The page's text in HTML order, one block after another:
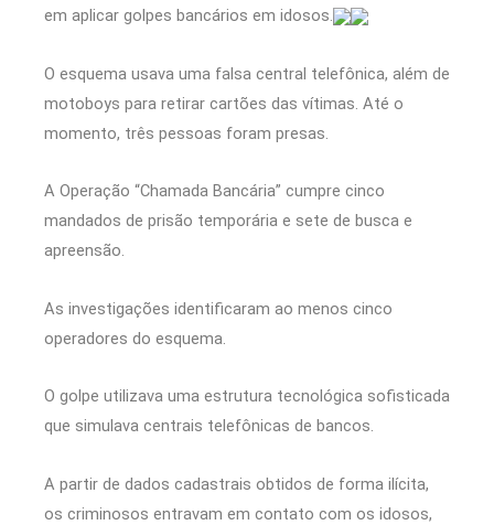
em aplicar golpes bancários em idosos.
O esquema usava uma falsa central telefônica, além de
motoboys para retirar cartões das vítimas. Até o
momento, três pessoas foram presas.
A Operação “Chamada Bancária” cumpre cinco
mandados de prisão temporária e sete de busca e
apreensão.
As investigações identificaram ao menos cinco
operadores do esquema.
O golpe utilizava uma estrutura tecnológica sofisticada
que simulava centrais telefônicas de bancos.
A partir de dados cadastrais obtidos de forma ilícita,
os criminosos entravam em contato com os idosos,